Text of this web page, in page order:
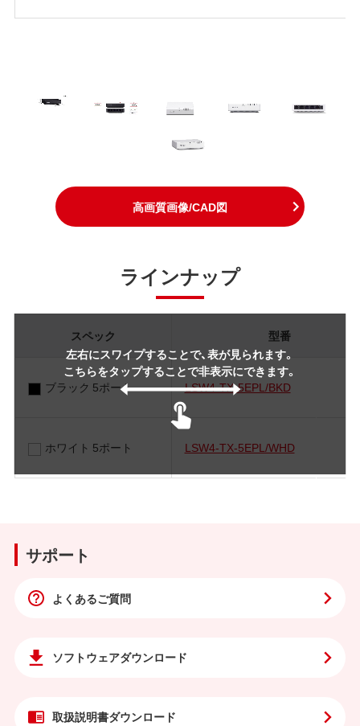
高画質画像/CAD図
ラインナップ
左右にスワイプすることで、表が見られます。
こちらをタップすることで非表示にできます。
スペック 型番
ブラック 5ポート LSW4-TX-5EPL/BKD
ホワイト 5ポート LSW4-TX-5EPL/WHD
サポート
よくあるご質問
ソフトウェアダウンロード
取扱説明書ダウンロード